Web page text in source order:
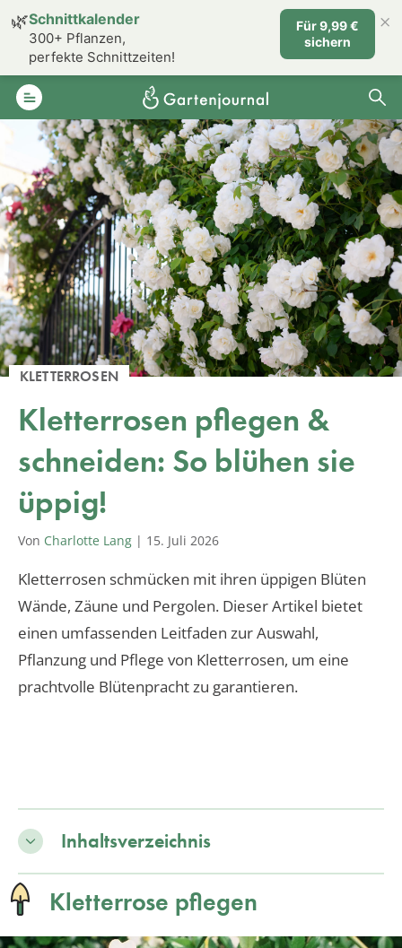
KLETTERROSEN
Kletterrosen pflegen &
schneiden: So blühen sie
üppig!
Von Charlotte Lang | 15. Juli 2026
Kletterrosen schmücken mit ihren üppigen Blüten
Wände, Zäune und Pergolen. Dieser Artikel bietet
einen umfassenden Leitfaden zur Auswahl,
Pflanzung und Pflege von Kletterrosen, um eine
prachtvolle Blütenpracht zu garantieren.
Inhaltsverzeichnis
Kletterrose pflegen
🌿Schnittkalender
300+ Pflanzen,
perfekte Schnittzeiten!
Für 9,99 €
sichern
×